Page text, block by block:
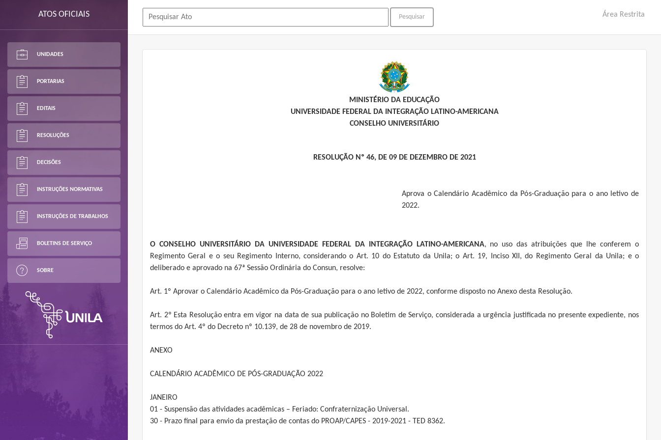
ATOS OFICIAIS
UNIDADES
PORTARIAS
EDITAIS
RESOLUÇÕES
DECISÕES
INSTRUÇÕES NORMATIVAS
INSTRUÇÕES DE TRABALHOS
BOLETINS DE SERVIÇO
SOBRE
Área Restrita
MINISTÉRIO DA EDUCAÇÃO
UNIVERSIDADE FEDERAL DA INTEGRAÇÃO LATINO-AMERICANA
CONSELHO UNIVERSITÁRIO
RESOLUÇÃO Nº 46, DE 09 DE DEZEMBRO DE 2021
Aprova o Calendário Acadêmico da Pós-Graduação para o ano letivo de
2022.
O CONSELHO UNIVERSITÁRIO DA UNIVERSIDADE FEDERAL DA INTEGRAÇÃO LATINO-AMERICANA, no uso das atribuições que lhe conferem o
Regimento Geral e o seu Regimento Interno, considerando o Art. 10 do Estatuto da Unila; o Art. 19, Inciso XII, do Regimento Geral da Unila; e o
deliberado e aprovado na 67ª Sessão Ordinária do Consun, resolve:
Art. 1º Aprovar o Calendário Acadêmico da Pós-Graduação para o ano letivo de 2022, conforme disposto no Anexo desta Resolução.
Art. 2º Esta Resolução entra em vigor na data de sua publicação no Boletim de Serviço, considerada a urgência justificada no presente expediente, nos
termos do Art. 4º do Decreto nº 10.139, de 28 de novembro de 2019.
ANEXO
CALENDÁRIO ACADÊMICO DE PÓS-GRADUAÇÃO 2022
JANEIRO
01 - Suspensão das atividades acadêmicas – Feriado: Confraternização Universal.
30 - Prazo final para envio da prestação de contas do PROAP/CAPES - 2019-2021 - TED 8362.